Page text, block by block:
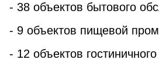
- 38 объектов бытового
- 9 объектов пищевой
- 12 объектов